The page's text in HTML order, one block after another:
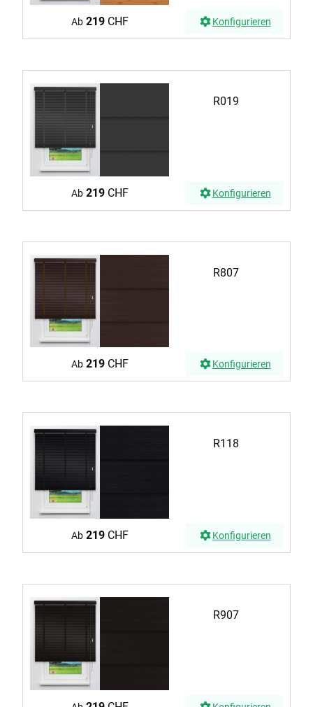
Ab 219CHF Konfigurieren
R019
Ab 219CHF Konfigurieren
R807
Ab 219CHF Konfigurieren
R118
Ab 219CHF Konfigurieren
R907